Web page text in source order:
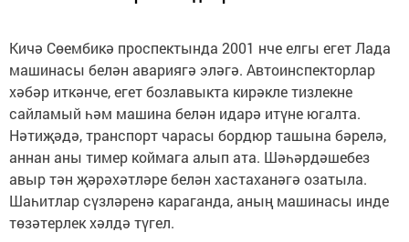
Кичә Сөембикә проспектында 2001 нче елгы егет Лада
машинасы белән авариягә эләгә. Автоинспекторлар
хәбәр иткәнче, егет бозлавыкта кирәкле тизлекне
сайламый һәм машина белән идарә итүне югалта.
Нәтиҗәдә, транспорт чарасы бордюр ташына бәрелә,
аннан аны тимер коймага алып ата. Шәһәрдәшебез
авыр тән җәрәхәтләре белән хастаханәгә озатыла.
Шаһитлар сүзләренә караганда, аның машинасы инде
төзәтерлек хәлдә түгел.